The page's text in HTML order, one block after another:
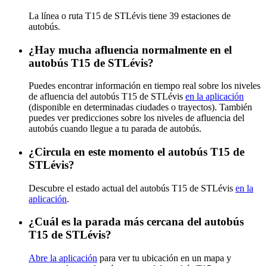
La línea o ruta T15 de STLévis tiene 39 estaciones de
autobús.
¿Hay mucha afluencia normalmente en el
autobús T15 de STLévis?
Puedes encontrar información en tiempo real sobre los niveles
de afluencia del autobús T15 de STLévis en la aplicación
(disponible en determinadas ciudades o trayectos). También
puedes ver predicciones sobre los niveles de afluencia del
autobús cuando llegue a tu parada de autobús.
¿Circula en este momento el autobús T15 de
STLévis?
Descubre el estado actual del autobús T15 de STLévis en la
aplicación.
¿Cuál es la parada más cercana del autobús
T15 de STLévis?
Abre la aplicación para ver tu ubicación en un mapa y